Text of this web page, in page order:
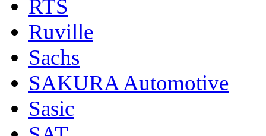
RTS
Ruville
Sachs
SAKURA Automotive
Sasic